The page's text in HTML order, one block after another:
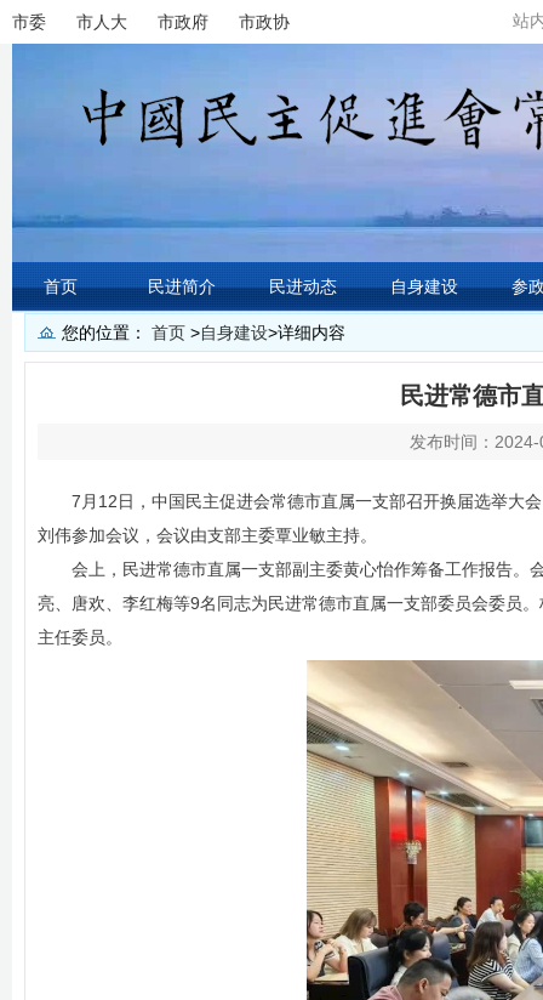
市委 市人大 市政府 市政协 站
首页 民进简介 民进动态 自身建设 参
您的位置： 首页 >自身建设>详细内容
民进常德市
发布时间：
7月12日，中国民主促进会常德市直属一支部召开换届选举大
刘伟参加会议，会议由支部主委覃业敏主持。
会上，民进常德市直属一支部副主委黄心怡作筹备工作报告
亮、唐欢、李红梅等9名同志为民进常德市直属一支部委员会委员
主任委员。